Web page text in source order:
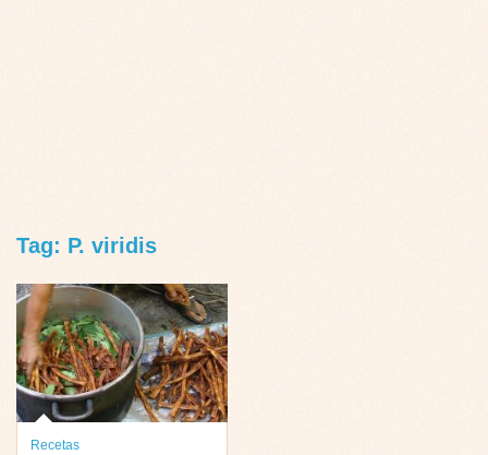
Tag: P. viridis
Recetas